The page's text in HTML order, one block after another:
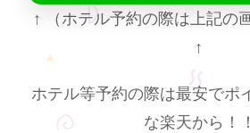
↑ （ホテル予約の際は上記の
↑
ホテル等予約の際は最安でポ
な楽天から！！